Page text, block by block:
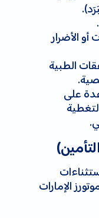
أو الأضرار
الطبية
على
الإمارات